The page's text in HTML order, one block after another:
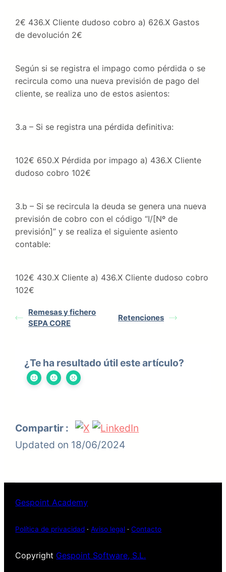
2€ 436.X Cliente dudoso cobro a) 626.X Gastos
de devolución 2€
Según si se registra el impago como pérdida o se
recircula como una nueva previsión de pago del
cliente, se realiza uno de estos asientos:
3.a – Si se registra una pérdida definitiva:
102€ 650.X Pérdida por impago a) 436.X Cliente
dudoso cobro 102€
3.b – Si se recircula la deuda se genera una nueva
previsión de cobro con el código “I/[Nº de
previsión]” y se realiza el siguiente asiento
contable:
102€ 430.X Cliente a) 436.X Cliente dudoso cobro
102€
Remesas y fichero
SEPA CORE
Retenciones
¿Te ha resultado útil este artículo?
Compartir :
Updated on 18/06/2024
Gespoint Academy
Política de privacidad ·Aviso legal ·Contacto
Copyright Gespoint Software, S.L.